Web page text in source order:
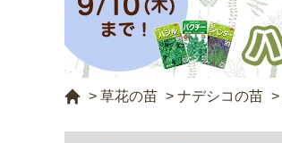
> 草花の苗 > ナデシコの苗 >